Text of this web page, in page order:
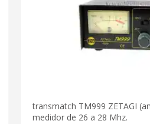
transmatch TM999 ZETAGI
medidor de 26 a 28 Mhz.